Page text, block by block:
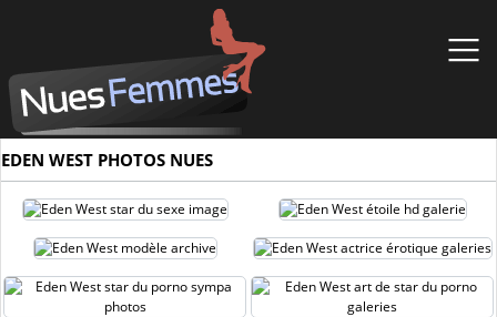
EDEN WEST PHOTOS NUES